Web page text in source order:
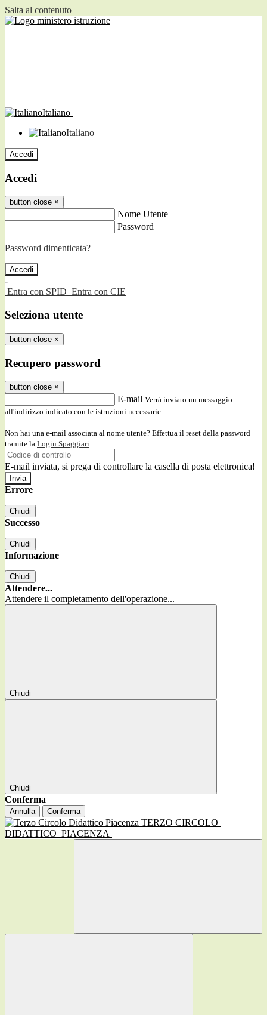
Salta al contenuto
Italiano
Italiano
Accedi
Accedi
button close ×
Nome Utente
Password
Password dimenticata?
-
Entra con SPID Entra con CIE
Seleziona utente
button close ×
Recupero password
button close ×
E-mail Verrà inviato un messaggio
all'indirizzo indicato con le istruzioni necessarie.
Non hai una e-mail associata al nome utente? Effettua il reset della password
tramite la Login Spaggiari
E-mail inviata, si prega di controllare la casella di posta elettronica!
Errore
Chiudi
Successo
Chiudi
Informazione
Chiudi
Attendere...
Attendere il completamento dell'operazione...
Chiudi
Chiudi
Conferma
Annulla Conferma
TERZO CIRCOLO
DIDATTICO PIACENZA